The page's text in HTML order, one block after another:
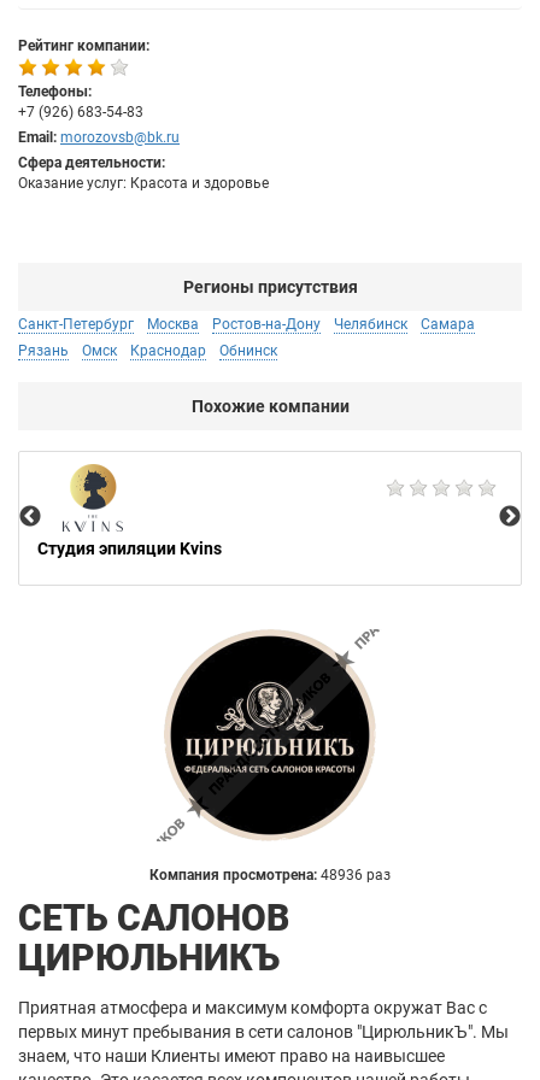
Рейтинг компании:
Телефоны:
+7 (926) 683-54-83
Email: morozovsb@bk.ru
Сфера деятельности:
Оказание услуг: Красота и здоровье
Регионы присутствия
Санкт-Петербург Москва Ростов-на-Дону Челябинск
Самара
Рязань
Омск Краснодар Обнинск
Похожие компании
Студия эпиляции Kvins
Компания просмотрена: 48936 раз
СЕТЬ САЛОНОВ
ЦИРЮЛЬНИКЪ
Приятная атмосфера и максимум комфорта окружат Вас с
первых минут пребывания в сети салонов "ЦирюльникЪ". Мы
знаем, что наши Клиенты имеют право на наивысшее